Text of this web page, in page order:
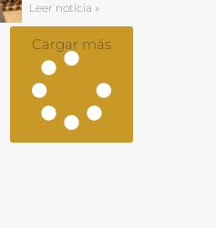
Leer noticia »
Cargar más